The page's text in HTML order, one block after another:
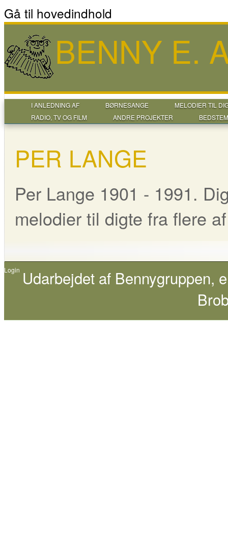
Gå til hovedindhold
BENNY E.
I ANLEDNING AF BØRNESANGE
MELODIER TIL
RADIO, TV OG FILM
ANDRE PROJEKTER
PER LANGE
Per Lange 1901 - 1991.
melodier til digte fra flere
Login Udarbejdet af Bennygruppen,